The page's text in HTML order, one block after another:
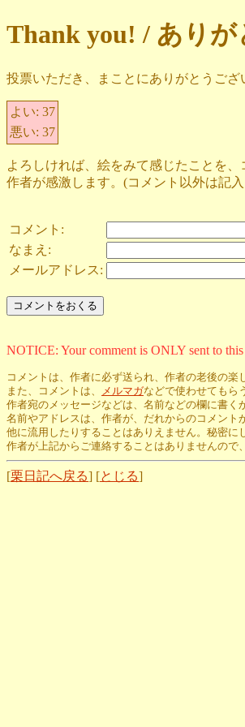
Thank you! / あり
投票いただき、まことにありがとうござ
よい: 37
悪い: 37
よろしければ、絵をみて感じたことを
作者が感激します。(コメント以外は記
コメント:
なまえ:
メールアドレス:
NOTICE: Your comment is ONLY sent to
コメントは、作者に必ず送られ、作者の老後の楽
また、コメントは、
メルマガなどで使わせてもら
作者宛のメッセージなどは、名前などの欄に書く
名前やアドレスは、作者が、だれからのコメント
他に流用したりすることはありえません。秘密に
作者が上記からご連絡することはありませんので
[栗日記へ戻る] [とじる]